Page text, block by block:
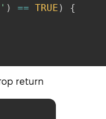
) == TRUE )
{
return